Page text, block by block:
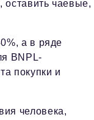
чаевые,
а в ряде
BNPL-
покупки и
человека,